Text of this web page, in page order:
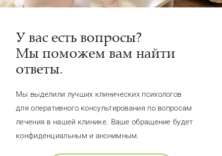
У вас есть вопросы?
Мы поможем вам найти
ответы.
Мы выделили лучших клинических психологов
для оперативного консультирования по вопросам
лечения в нашей клинике. Ваше обращение будет
конфиденциальным и анонимным.